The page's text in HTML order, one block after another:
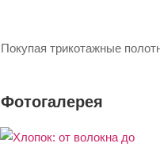
Покупая трикотажные
Фотогалерея